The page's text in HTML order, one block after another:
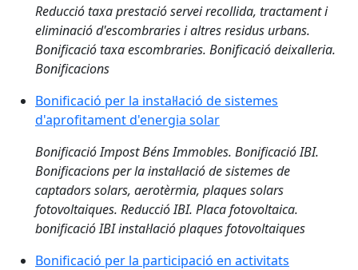
Reducció taxa prestació servei recollida, tractament i
eliminació d'escombraries i altres residus urbans.
Bonificació taxa escombraries. Bonificació deixalleria.
Bonificacions
Bonificació per la instal·lació de sistemes
d'aprofitament d'energia solar
Bonificació Impost Béns Immobles. Bonificació IBI.
Bonificacions per la instal·lació de sistemes de
captadors solars, aerotèrmia, plaques solars
fotovoltaiques. Reducció IBI. Placa fotovoltaica.
bonificació IBI instal·lació plaques fotovoltaiques
Bonificació per la participació en activitats